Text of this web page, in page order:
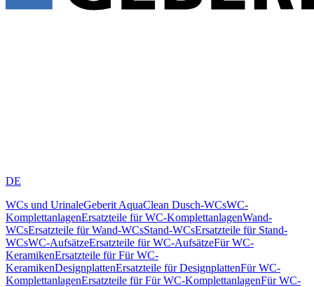
DE
WCs und UrinaleGeberit AquaClean Dusch-WCsWC-
KomplettanlagenErsatzteile für WC-KomplettanlagenWand-
WCsErsatzteile für Wand-WCsStand-WCsErsatzteile für Stand-
WCsWC-AufsätzeErsatzteile für WC-AufsätzeFür WC-
KeramikenErsatzteile für Für WC-
KeramikenDesignplattenErsatzteile für DesignplattenFür WC-
KomplettanlagenErsatzteile für Für WC-KomplettanlagenFür WC-